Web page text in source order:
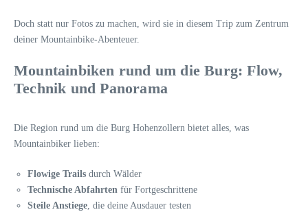
Doch statt nur Fotos zu machen, wird sie in diesem Trip zum Zentrum
deiner Mountainbike-Abenteuer.
Mountainbiken rund um die Burg: Flow,
Technik und Panorama
Die Region rund um die Burg Hohenzollern bietet alles, was
Mountainbiker lieben:
Flowige Trails durch Wälder
Technische Abfahrten für Fortgeschrittene
Steile Anstiege, die deine Ausdauer testen